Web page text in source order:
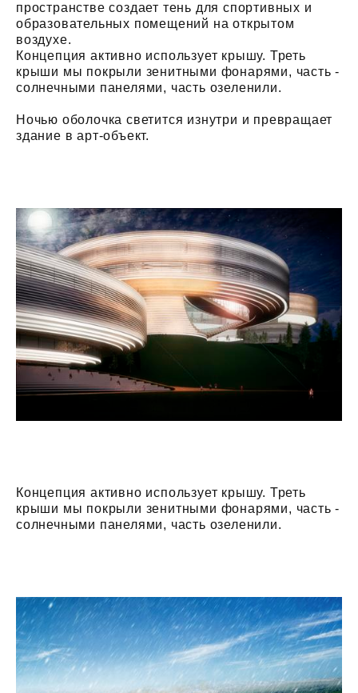
пространстве создает тень для спортивных и
образовательных помещений на открытом
воздухе.
Концепция активно использует крышу. Треть
крыши мы покрыли зенитными фонарями, часть -
солнечными панелями, часть озеленили.
Ночью оболочка светится изнутри и превращает
здание в арт-объект.
Концепция активно использует крышу. Треть
крыши мы покрыли зенитными фонарями, часть -
солнечными панелями, часть озеленили.